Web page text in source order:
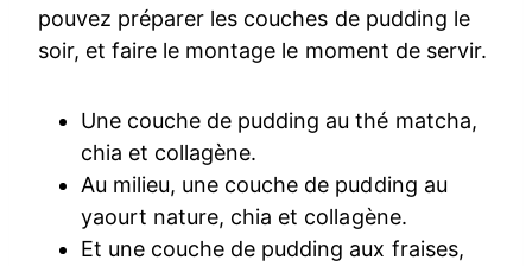
pouvez préparer les couches de pudding le
soir, et faire le montage le moment de servir.
Une couche de pudding au thé matcha,
chia et collagène.
Au milieu, une couche de pudding au
yaourt nature, chia et collagène.
Et une couche de pudding aux fraises,